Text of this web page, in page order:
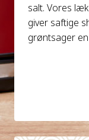
salt. Vores
giver saftige
grøntsager